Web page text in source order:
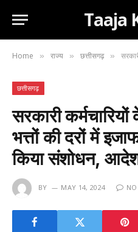
Taaja
Home » राज्य » छत्तीसगढ़ » सरकारी
छत्तीसगढ़
सरकारी
भत्तों की दरों में
किया संशोधन, आदेश
BY MAY 14, 2024